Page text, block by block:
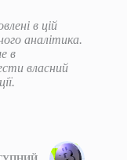
в цій
аналітика.
в
власний